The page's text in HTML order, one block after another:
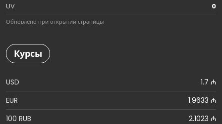
UV
0
Обновлено при открытии страницы
Курсы
USD
1.7 ₼
EUR
1.9633 ₼
100 RUB
2.1023 ₼